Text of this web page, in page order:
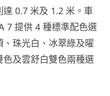
0.7 米及 1.2 米。車
7 提供 4 種標準配色選
珠光白、冰翠綠及曜
及雲舒白雙色兩種選